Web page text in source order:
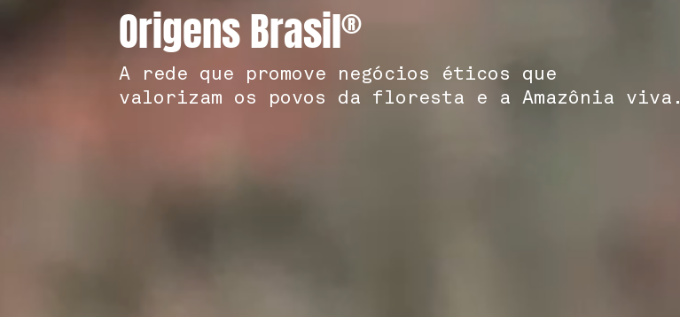
Origens Brasil®
A rede que promove negócios éticos que
valorizam os povos da floresta e a Amazônia viva.